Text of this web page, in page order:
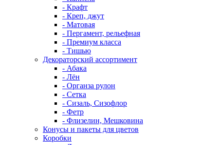
- Крафт
- Креп, джут
- Матовая
- Пергамент, рельефная
- Премиум класса
- Тишью
Декораторский ассортимент
- Абака
- Лён
- Органза рулон
- Сетка
- Сизаль, Сизофлор
- Фетр
- Флизелин, Мешковина
Конусы и пакеты для цветов
Коробки